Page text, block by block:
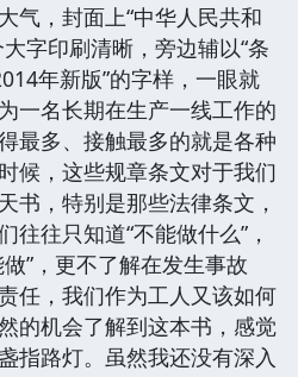
气，封面上“中华人民共和
字印刷清晰，旁边辅以“条
年新版”的字样，一眼就
一名长期在生产一线工作的
最多、接触最多的就是各种
候，这些规章条文对于我们
书，特别是那些法律条文，
往往只知道“不能做什么”，
”，更不了解在发生事故
任，我们作为工人又该如何
的机会了解到这本书，感觉
指路灯。虽然我还没有深入